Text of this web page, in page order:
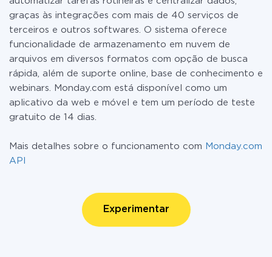
graças às integrações com mais de 40 serviços de
terceiros e outros softwares. O sistema oferece
funcionalidade de armazenamento em nuvem de
arquivos em diversos formatos com opção de busca
rápida, além de suporte online, base de conhecimento e
webinars. Monday.com está disponível como um
aplicativo da web e móvel e tem um período de teste
gratuito de 14 dias.
Mais detalhes sobre o funcionamento com
Monday.com
API
Experimentar